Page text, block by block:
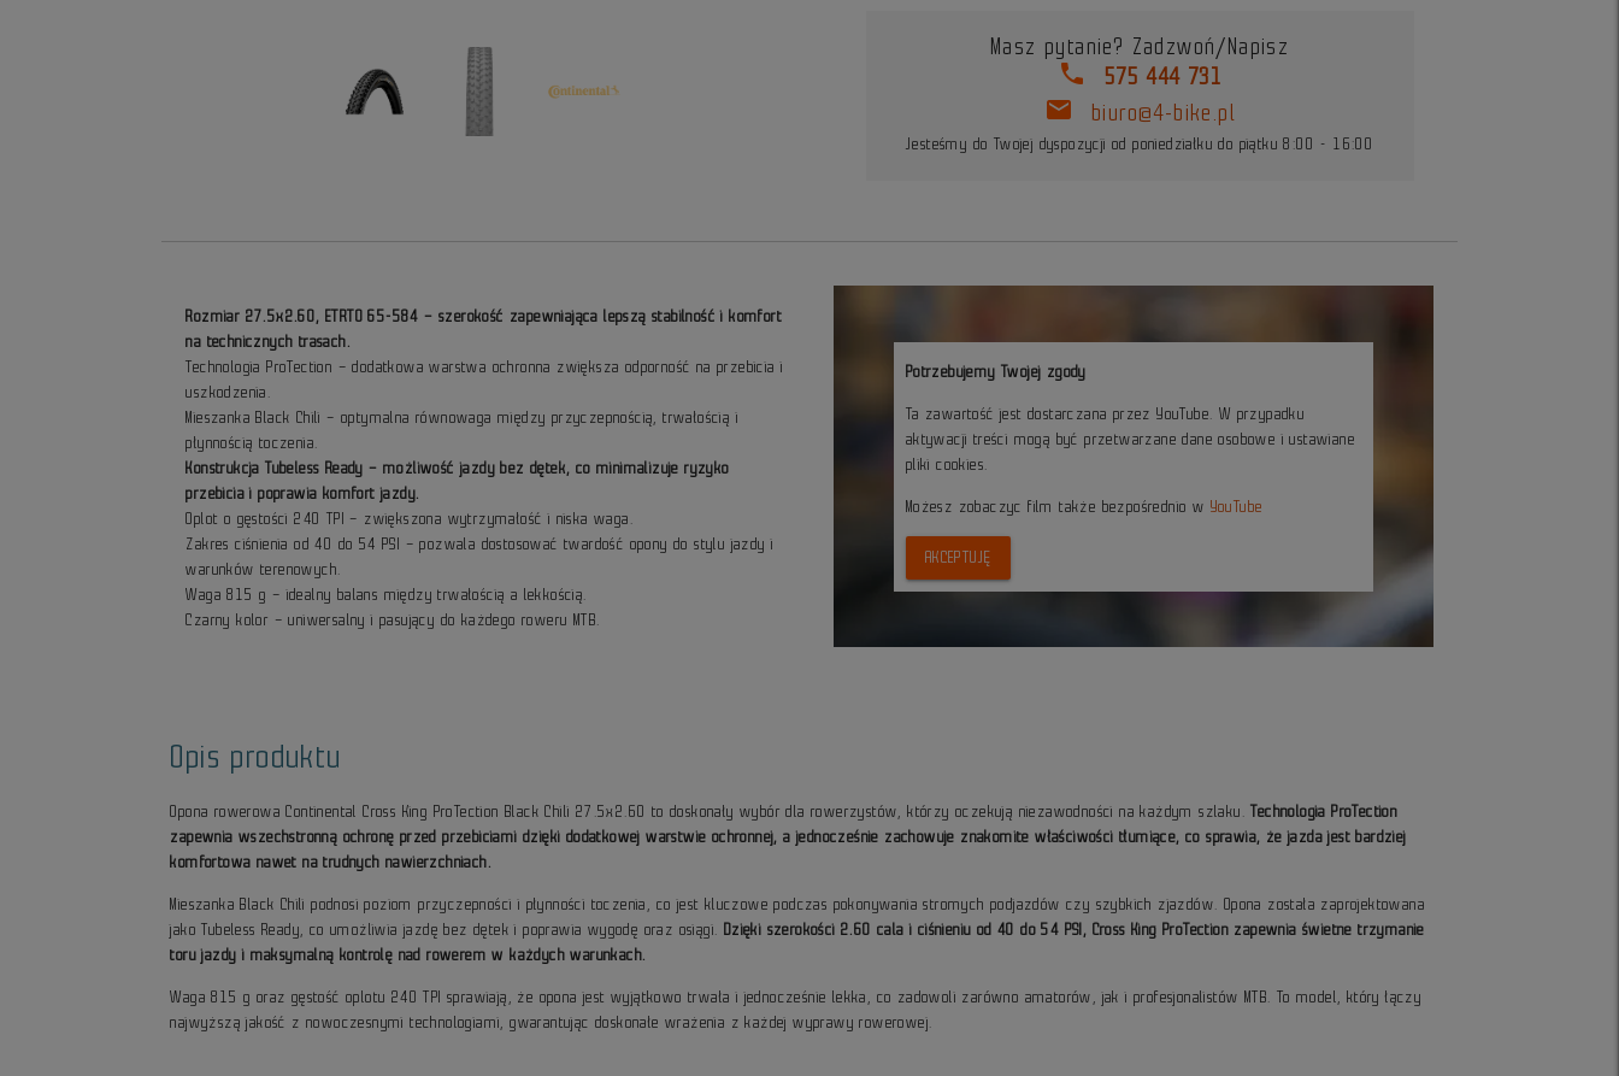
Masz pytanie? Zadzwoń/Napisz
phone 575 444 731
mail biuro@4-bike.pl
Jesteśmy do Twojej dyspozycji od poniedziałku do piątku 8:00 - 16:00
Rozmiar 27.5x2.60, ETRTO 65-584 – szerokość zapewniająca lepszą stabilność i komfort
na technicznych trasach.
Technologia ProTection – dodatkowa warstwa ochronna zwiększa odporność na przebicia i
uszkodzenia.
Mieszanka Black Chili – optymalna równowaga między przyczepnością, trwałością i
płynnością toczenia.
Konstrukcja Tubeless Ready – możliwość jazdy bez dętek, co minimalizuje ryzyko
przebicia i poprawia komfort jazdy.
Oplot o gęstości 240 TPI – zwiększona wytrzymałość i niska waga.
Zakres ciśnienia od 40 do 54 PSI – pozwala dostosować twardość opony do stylu jazdy i
warunków terenowych.
Waga 815 g – idealny balans między trwałością a lekkością.
Czarny kolor – uniwersalny i pasujący do każdego roweru MTB.
Potrzebujemy Twojej zgody
Ta zawartość jest dostarczana przez YouTube. W przypadku
aktywacji treści mogą być przetwarzane dane osobowe i ustawiane
pliki cookies.
Możesz zobaczyc film także bezpośrednio w YouTube
AKCEPTUJĘ
Opis produktu
Opona rowerowa Continental Cross King ProTection Black Chili 27.5x2.60 to doskonały wybór dla rowerzystów, którzy oczekują niezawodności na każdym szlaku.Technologia ProTection
zapewnia wszechstronną ochronę przed przebiciami dzięki dodatkowej warstwie ochronnej, a jednocześnie zachowuje znakomite właściwości tłumiące, co sprawia, że jazda jest bardziej
komfortowa nawet na trudnych nawierzchniach.
Mieszanka Black Chili podnosi poziom przyczepności i płynności toczenia, co jest kluczowe podczas pokonywania stromych podjazdów czy szybkich zjazdów. Opona została zaprojektowana
jako Tubeless Ready, co umożliwia jazdę bez dętek i poprawia wygodę oraz osiągi. Dzięki szerokości 2.60 cala i ciśnieniu od 40 do 54 PSI, Cross King ProTection zapewnia świetne trzymanie
toru jazdy i maksymalną kontrolę nad rowerem w każdych warunkach.
Waga 815 g oraz gęstość oplotu 240 TPI sprawiają, że opona jest wyjątkowo trwała i jednocześnie lekka, co zadowoli zarówno amatorów, jak i profesjonalistów MTB. To model, który łączy
najwyższą jakość z nowoczesnymi technologiami, gwarantując doskonałe wrażenia z każdej wyprawy rowerowej.